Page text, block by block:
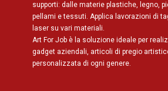
supporti: dalle materie plastiche, legno,
pellami e tessuti. Applica lavorazioni di
laser su vari materiali.
Art For Job è la soluzione ideale per
gadget aziendali, articoli di pregio
personalizzata di ogni genere.